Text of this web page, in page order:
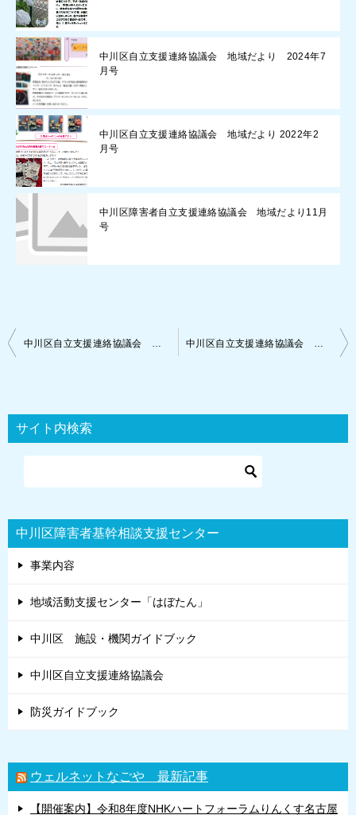
中川区自立支援連絡協議会 地域だより 2024年7
月号
中川区自立支援連絡協議会 地域だより 2022年2
月号
中川区障害者自立支援連絡協議会 地域だより11月
号
投
ビ
ゲ
ョ
ン
中川区自立支援連絡協議会 はぼたんだより 2021年度秋 中川区自立支援連絡協議会 地域だより 2021年11月号
サイト内検索
中川区障害者基幹相談支援センター
事業内容
地域活動支援センター「はぼたん」
中川区 施設・機関ガイドブック
中川区自立支援連絡協議会
防災ガイドブック
ウェルネットなごや 最新記事
【開催案内】令和8年度NHKハートフォーラムりんくす名古屋